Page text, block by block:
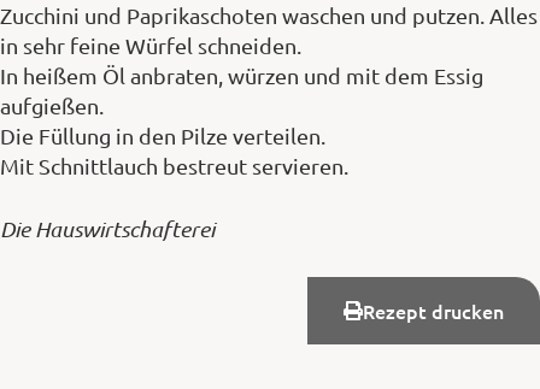
Zucchini und Paprikaschoten waschen und putzen. Alles
in sehr feine Würfel schneiden.
In heißem Öl anbraten, würzen und mit dem Essig
aufgießen.
Die Füllung in den Pilze verteilen.
Mit Schnittlauch bestreut servieren.
Die Hauswirtschafterei
Rezept drucken